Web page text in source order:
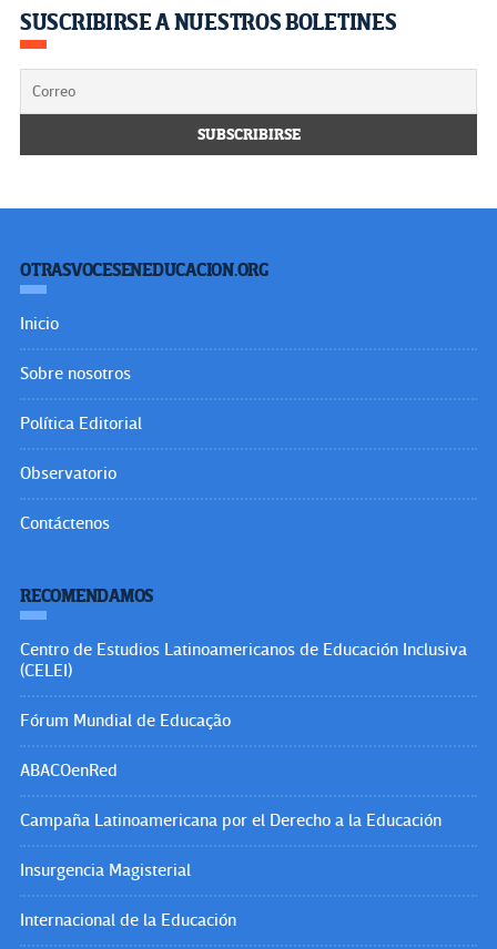
SUSCRIBIRSE A NUESTROS BOLETINES
OTRASVOCESENEDUCACION.ORG
Inicio
Sobre nosotros
Política Editorial
Observatorio
Contáctenos
RECOMENDAMOS
Centro de Estudios Latinoamericanos de Educación Inclusiva
(CELEI)
Fórum Mundial de Educação
ABACOenRed
Campaña Latinoamericana por el Derecho a la Educación
Insurgencia Magisterial
Internacional de la Educación